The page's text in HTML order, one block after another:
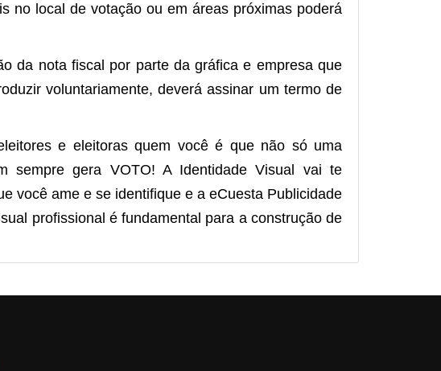
no local de votação ou em áreas próximas poderá
da nota fiscal por parte da gráfica e empresa que
voluntariamente, deverá assinar um termo de
e eleitoras quem você é que não só uma
sempre gera VOTO! A Identidade Visual vai te
você ame e se identifique e a eCuesta Publicidade
profissional é fundamental para a construção de